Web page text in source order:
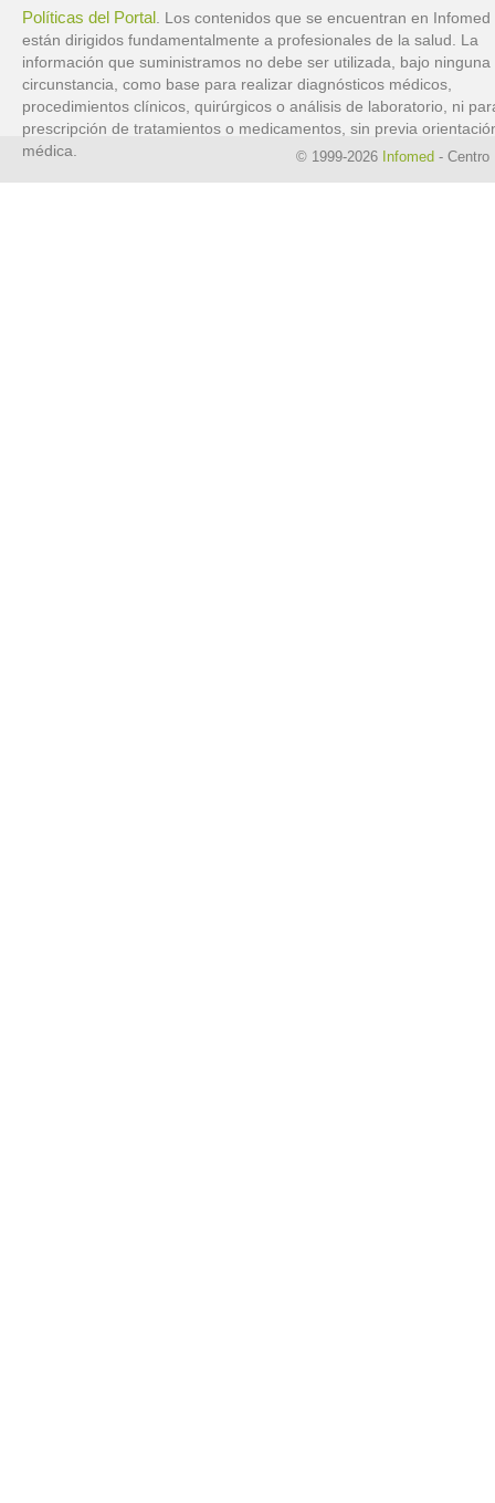
Políticas del Portal. Los contenidos que se encuentran en Infomed
están dirigidos fundamentalmente a profesionales de la salud. La
información que suministramos no debe ser utilizada, bajo ninguna
circunstancia, como base para realizar diagnósticos médicos,
procedimientos clínicos, quirúrgicos o análisis de laboratorio, ni
prescripción de tratamientos o medicamentos, sin previa
médica.
© 1999-2026 Infomed - Centro